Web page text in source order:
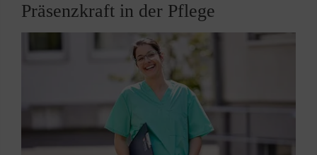
Präsenzkraft in der Pflege